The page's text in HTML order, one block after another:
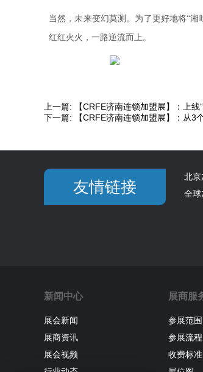
当然，未来变幻莫测。为了更好地将“
红红火火，一路逆流而上。
上一篇:
【CRFE济南连锁加盟展】：上
下一篇:
【CRFE济南连锁加盟展】：从3
友情链接
北京
全球
新闻中心
展会新闻
展商资讯
展会视频
展商服
参展范围
参展流程
收费标准